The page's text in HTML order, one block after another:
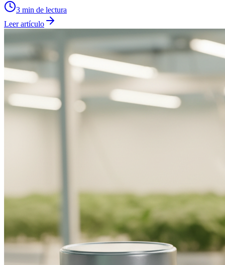
3 min de lectura
Leer artículo